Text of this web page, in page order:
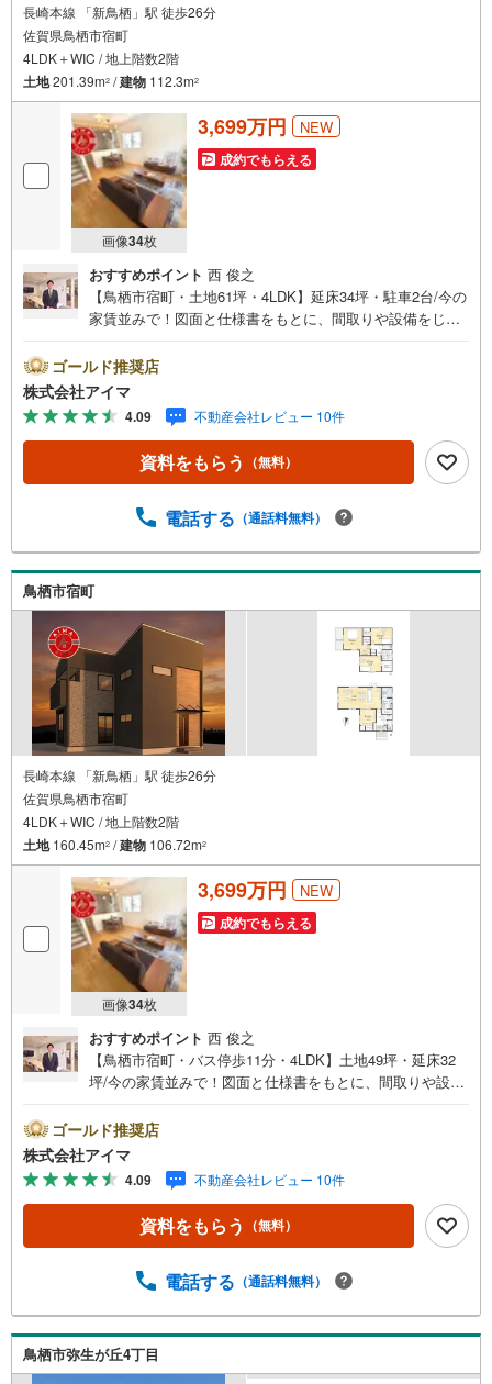
長崎本線 「新鳥栖」駅 徒歩26分
佐賀県鳥栖市宿町
4LDK＋WIC / 地上階数2階
土地201.39m2 /建物 112.3m2
画像34枚
3,699万円 NEW
成約でもらえる
おすすめポイント 西 俊之
【鳥栖市宿町・土地61坪・4LDK】延床34坪・駐車2台/今の
家賃並みで！図面と仕様書をもとに、間取りや設備をじっ
DK15帖以上。土地約61坪・延床約34坪と、暮らしの広さを
数字でご確認いただけます。■品質・保証住まいの品質を支
える裏付けです。基礎は面で支えるベタ基礎。地盤調査を
実施済み。フラット35S対応の性能水準。ほかに築2年以
内・外壁サイディング・即引渡し可も備えます。■防犯対策
留守中も夜も頼れる防犯設備です。複製されにくいディン
で確認。ほかに人感照明センサーも備えます。■アイマのサ
です大手ネット銀行はじめ多数の金融機関と提携/最長50年
の返済プランもご用意平日も夜間もご見学OK/ご自宅・最
寄り駅まで送迎無料/オンライン相談OK「見るだけ」「ロ
ーン相談だけ」でも歓迎します他社でローンが難しいと言
われた方、転職後で審査にご不安の方もご相談ください
ゴールド推奨店
株式会社アイマ
4.09 不動産会社レビュー 10件
資料をもらう （無料）
電話する （通話料無料）
鳥栖市宿町
長崎本線 「新鳥栖」駅 徒歩26分
佐賀県鳥栖市宿町
4LDK＋WIC / 地上階数2階
土地160.45m2 /建物 106.72m2
画像34枚
3,699万円 NEW
成約でもらえる
おすすめポイント 西 俊之
【鳥栖市宿町・バス停歩11分・4LDK】土地49坪・延床32
坪/今の家賃並みで！図面と仕様書をもとに、間取りや設備
LDK・LDK15帖以上。土地約49坪・延床約32坪と、暮らし
の広さを数字でご確認いただけます。■品質・保証住まいの
品質を支える裏付けです。基礎は面で支えるベタ基礎。地
盤調査を実施済み。フラット35S対応の性能水準。ほかに
築2年以内・外壁サイディング・即引渡し可も備えます。■
防犯対策留守中も夜も頼れる防犯設備です。複製されにく
者は映像で確認。ほかに人感照明センサーも備えます。■ア
の専門店です大手ネット銀行はじめ多数の金融機関と提携/
最長50年の返済プランもご用意平日も夜間もご見学OK/ご
自宅・最寄り駅まで送迎無料/オンライン相談OK「見るだ
ゴールド推奨店
株式会社アイマ
4.09 不動産会社レビュー 10件
資料をもらう （無料）
電話する （通話料無料）
鳥栖市弥生が丘4丁目